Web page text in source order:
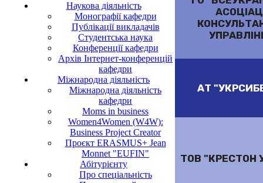
Наукова діяльність
Монографії кафедри
Публікації викладачів
Студентська наука
Конференції кафедри
Архів Інтернет-конференцій
кафедри
Міжнародна діяльність
Міжнародна діяльність
кафедри
Moms in business
Women4Women (W4W):
Business Project Creator
Проєкт ERASMUS+ Jean
Monnet "EUFIN"
Абітурієнту
Про спеціальність
АТ
ТОВ "КРЕСТОН